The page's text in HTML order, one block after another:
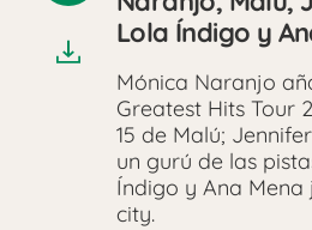
audio
Lola Índigo y
Mónica Naranjo
Greatest Hits Tour
15 de Malú;
un gurú de las
Índigo y Ana
city.